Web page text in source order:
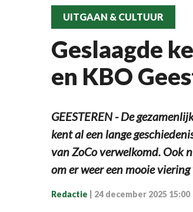
UITGAAN & CULTUUR
Geslaagde
en KBO
GEESTEREN - De
kent al een lange
van ZoCo verwelkomd. Ook
om er weer een mooie
Redactie 24 december 2025 15:00